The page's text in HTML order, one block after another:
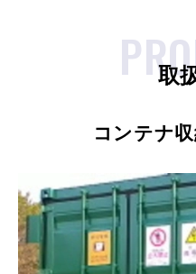
取
コンテナ